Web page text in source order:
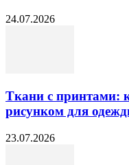
24.07.2026
Ткани с принтами:
рисунком для
23.07.2026